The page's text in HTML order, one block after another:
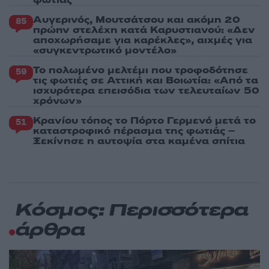
85 Αυγερινός, Μουτσάτσου και ακόμη 20
πρώην στελέχη κατά Καρυστιανού: «Δεν
αποχωρήσαμε για καρέκλες», αιχμές για
«συγκεντρωτικό μοντέλο»
59 Το πολωμένο μελτέμι που τροφοδότησε
τις φωτιές σε Αττική και Βοιωτία: «Από τα
ισχυρότερα επεισόδια των τελευταίων 50
χρόνων»
51 Κρανίου τόπος το Πόρτο Γερμενό μετά το
καταστροφικό πέρασμα της φωτιάς –
Ξεκίνησε η αυτοψία στα καμένα σπίτια
Κόσμος: Περισσότερα
άρθρα